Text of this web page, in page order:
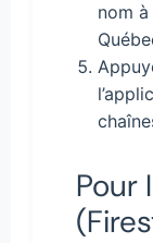
nom
Pour